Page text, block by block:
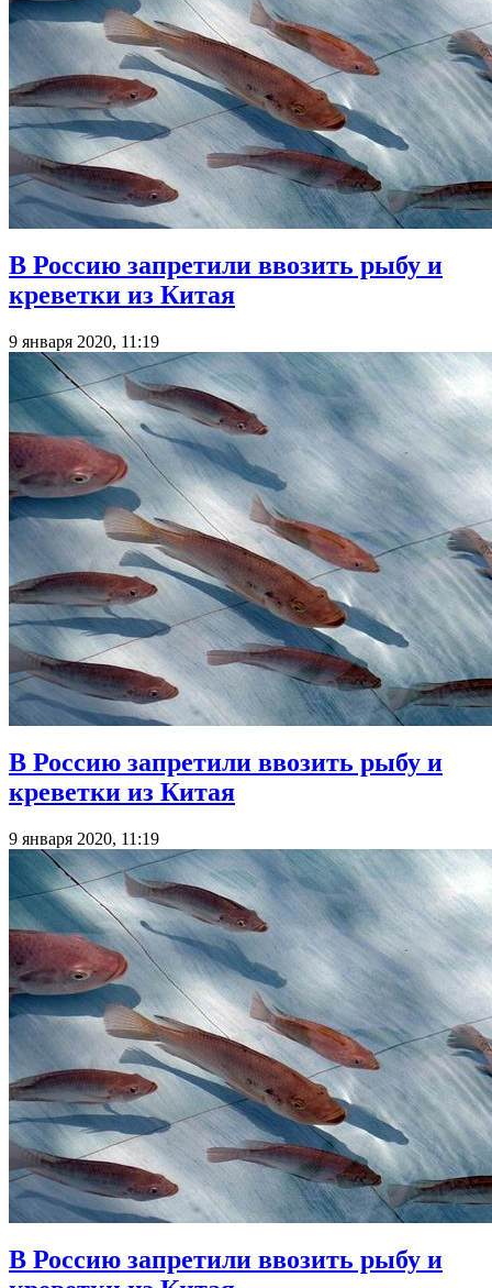
В Россию запретили ввозить рыбу и
креветки из Китая
9 января 2020, 11:19
В Россию запретили ввозить рыбу и
креветки из Китая
9 января 2020, 11:19
В Россию запретили ввозить рыбу и